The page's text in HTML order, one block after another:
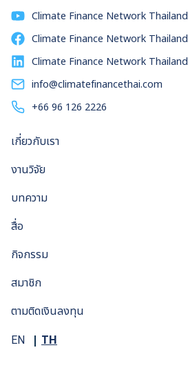
Climate Finance Network Thailand
Climate Finance Network Thailand
Climate Finance Network Thailand
info@climatefinancethai.com
+66 96 126 2226
เกี่ยวกับเรา
งานวิจัย
บทความ
สื่อ
กิจกรรม
สมาชิก
ตามติดเงินลงทุน
EN TH